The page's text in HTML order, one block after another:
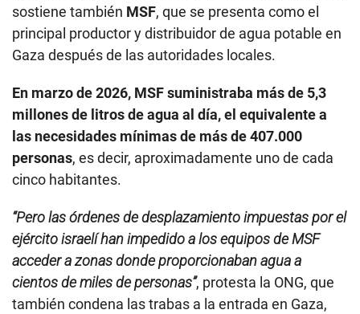
sostiene también MSF, que se presenta como el
principal productor y distribuidor de agua potable en
Gaza después de las autoridades locales.
En marzo de 2026, MSF suministraba más de 5,3
millones de litros de agua al día, el equivalente a
las necesidades mínimas de más de 407.000
personas, es decir, aproximadamente uno de cada
cinco habitantes.
“Pero las órdenes de desplazamiento impuestas por el
ejército israelí han impedido a los equipos de MSF
acceder a zonas donde proporcionaban agua a
cientos de miles de personas”, protesta la ONG, que
también condena las trabas a la entrada en Gaza,